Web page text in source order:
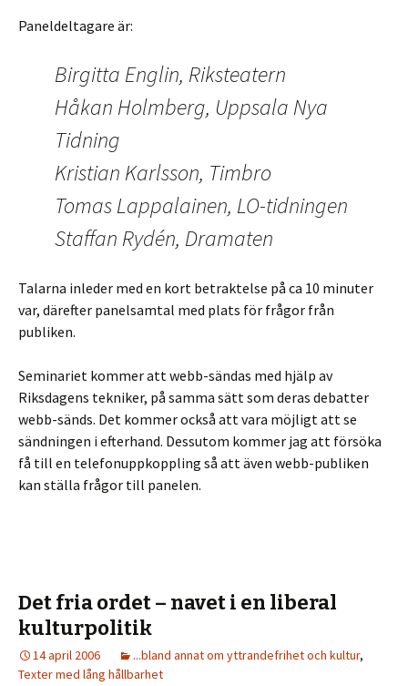
Paneldeltagare är:
Birgitta Englin, Riksteatern
Håkan Holmberg, Uppsala Nya
Tidning
Kristian Karlsson, Timbro
Tomas Lappalainen, LO-tidningen
Staffan Rydén, Dramaten
Talarna inleder med en kort betraktelse på ca 10 minuter
var, därefter panelsamtal med plats för frågor från
publiken.
Seminariet kommer att webb-sändas med hjälp av
Riksdagens tekniker, på samma sätt som deras debatter
webb-sänds. Det kommer också att vara möjligt att se
sändningen i efterhand. Dessutom kommer jag att försöka
få till en telefonuppkoppling så att även webb-publiken
kan ställa frågor till panelen.
Det fria ordet – navet i en liberal
kulturpolitik
14 april 2006 ...bland annat om yttrandefrihet och kultur,
Texter med lång hållbarhet